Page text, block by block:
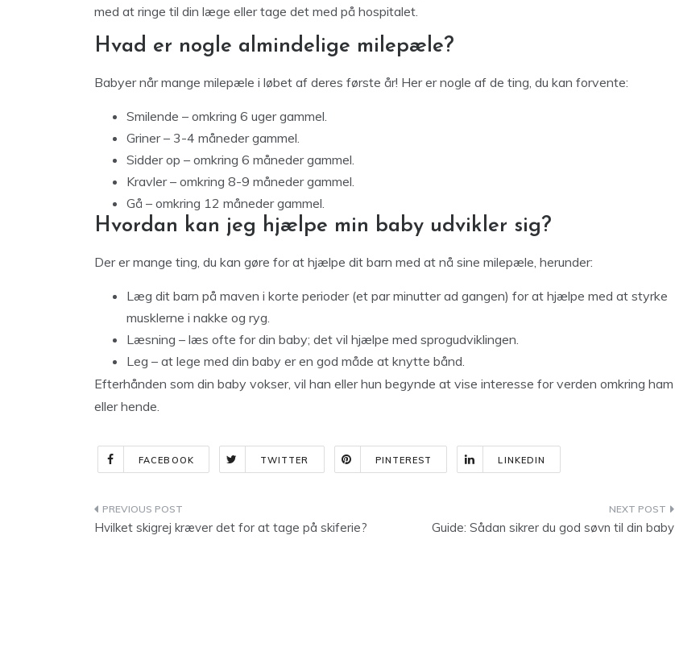
med at ringe til din læge eller tage det med på hospitalet.
Hvad er nogle almindelige milepæle?
Babyer når mange milepæle i løbet af deres første år! Her er nogle af de ting, du kan forvente:
Smilende – omkring 6 uger gammel.
Griner – 3-4 måneder gammel.
Sidder op – omkring 6 måneder gammel.
Kravler – omkring 8-9 måneder gammel.
Gå – omkring 12 måneder gammel.
Hvordan kan jeg hjælpe min baby udvikler sig?
Der er mange ting, du kan gøre for at hjælpe dit barn med at nå sine milepæle, herunder:
Læg dit barn på maven i korte perioder (et par minutter ad gangen) for at hjælpe med at styrke
musklerne i nakke og ryg.
Læsning – læs ofte for din baby; det vil hjælpe med sprogudviklingen.
Leg – at lege med din baby er en god måde at knytte bånd.
Efterhånden som din baby vokser, vil han eller hun begynde at vise interesse for verden omkring ham
eller hende.
FACEBOOK TWITTER PINTEREST LINKEDIN
Indlægsnavigation
Hvilket skigrej kræver det for at tage på skiferie? Guide: Sådan sikrer du god søvn til din baby